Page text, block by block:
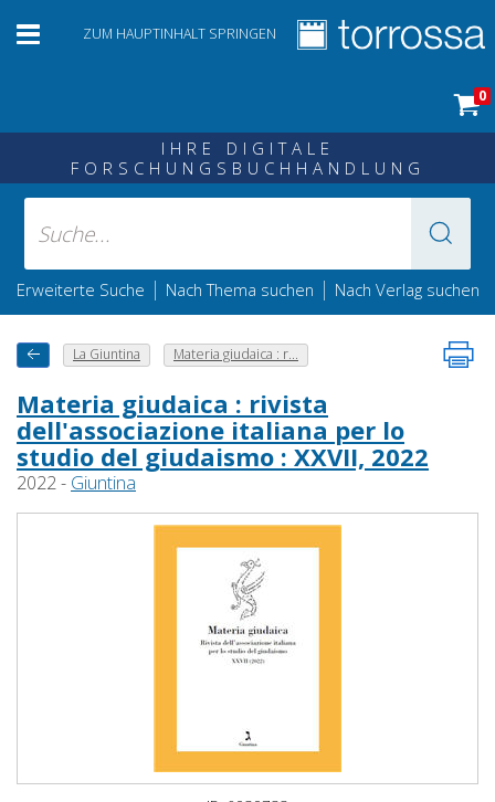
ZUM HAUPTINHALT SPRINGEN
0
IHRE DIGITALE
FORSCHUNGSBUCHHANDLUNG
Erweiterte Suche | Nach Thema suchen | Nach Verlag suchen
La Giuntina Materia giudaica : r...
Materia giudaica : rivista
dell'associazione italiana per lo
studio del giudaismo : XXVII, 2022
2022 - Giuntina